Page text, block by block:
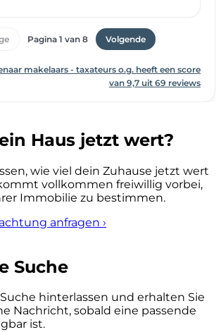
Haus jetzt wert?
wie viel dein Zuhause jetzt wert
vollkommen freiwillig vorbei,
Immobilie zu bestimmen.
anfragen ›
Suche
hinterlassen und erhalten Sie
Nachricht, sobald eine passende
ist.